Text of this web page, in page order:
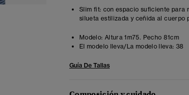
Slim fit: con espacio suficiente para
silueta estilizada y ceñida al cuerpo
Modelo: Altura 1m75. Pecho 81cm
El modelo lleva/La modelo lleva: 38
Guía De Tallas